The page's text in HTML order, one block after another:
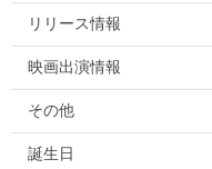
リリース情報
映画出演情報
その他
誕生日